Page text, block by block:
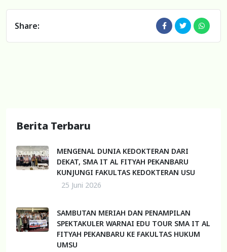
Share:
Berita Terbaru
MENGENAL DUNIA KEDOKTERAN DARI
DEKAT, SMA IT AL FITYAH PEKANBARU
KUNJUNGI FAKULTAS KEDOKTERAN USU
25 Juni 2026
SAMBUTAN MERIAH DAN PENAMPILAN
SPEKTAKULER WARNAI EDU TOUR SMA IT AL
FITYAH PEKANBARU KE FAKULTAS HUKUM
UMSU